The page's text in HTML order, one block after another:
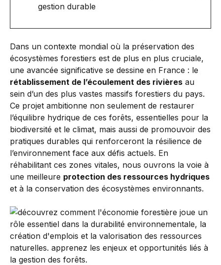
gestion durable
Dans un contexte mondial où la préservation des
écosystèmes forestiers est de plus en plus cruciale,
une avancée significative se dessine en France : le
rétablissement de l’écoulement des rivières au
sein d’un des plus vastes massifs forestiers du pays.
Ce projet ambitionne non seulement de restaurer
l’équilibre hydrique de ces forêts, essentielles pour la
biodiversité et le climat, mais aussi de promouvoir des
pratiques durables qui renforceront la résilience de
l’environnement face aux défis actuels. En
réhabilitant ces zones vitales, nous ouvrons la voie à
une meilleure protection des ressources hydriques
et à la conservation des écosystèmes environnants.